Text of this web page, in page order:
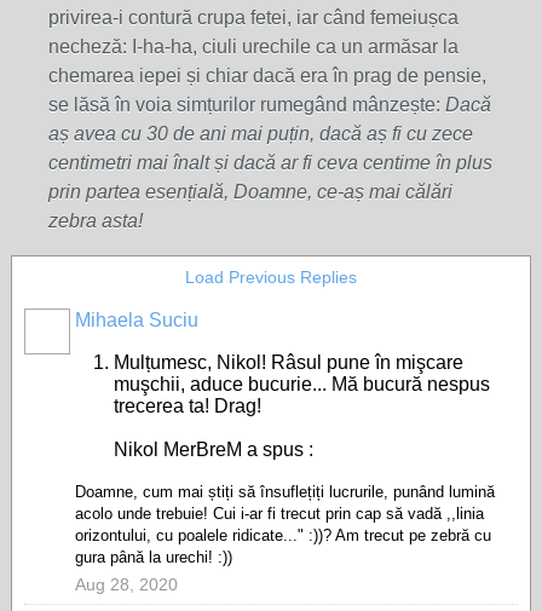
privirea-i contură crupa fetei, iar când femeiușca
necheză: I-ha-ha, ciuli urechile ca un armăsar la
chemarea iepei și chiar dacă era în prag de pensie,
se lăsă în voia simțurilor rumegând mânzește: Dacă
aș avea cu 30 de ani mai puțin, dacă aș fi cu zece
centimetri mai înalt și dacă ar fi ceva centime în plus
prin partea esențială, Doamne, ce-aș mai călări
zebra asta!
Load Previous Replies
Mihaela Suciu
Mulțumesc, Nikol! Râsul pune în mişcare
muşchii, aduce bucurie... Mă bucură nespus
trecerea ta! Drag!
Nikol MerBreM a spus :
Doamne, cum mai știți să însuflețiți lucrurile, punând lumină
acolo unde trebuie! Cui i-ar fi trecut prin cap să vadă ,,linia
orizontului, cu poalele ridicate..." :))? Am trecut pe zebră cu
gura până la urechi! :))
Aug 28, 2020